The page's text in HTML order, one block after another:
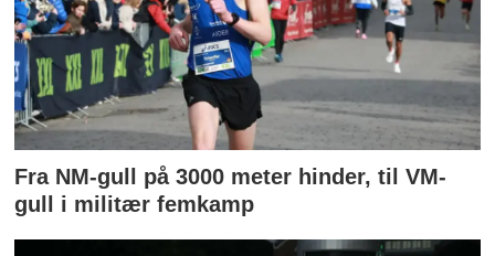
Fra NM-gull på 3000 meter hinder, til VM-
gull i militær femkamp